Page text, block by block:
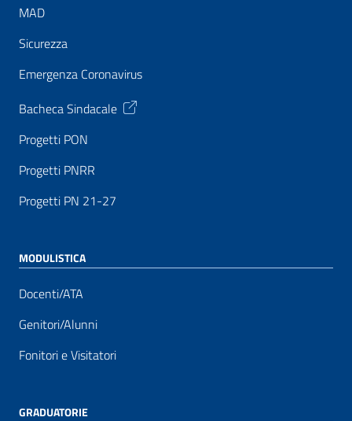
MAD
Sicurezza
Emergenza Coronavirus
Bacheca Sindacale
Progetti PON
Progetti PNRR
Progetti PN 21-27
MODULISTICA
Docenti/ATA
Genitori/Alunni
Fonitori e Visitatori
GRADUATORIE